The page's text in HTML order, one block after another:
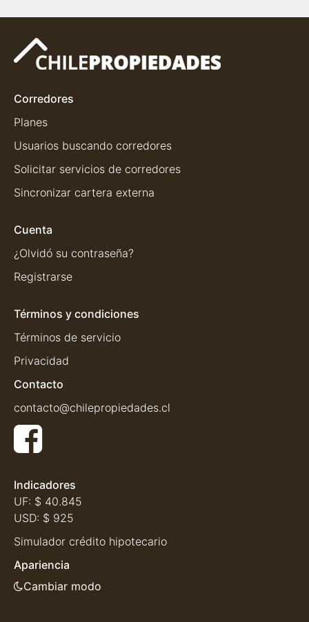
Corredores
Planes
Usuarios buscando corredores
Solicitar servicios de corredores
Sincronizar cartera externa
Cuenta
¿Olvidó su contraseña?
Registrarse
Términos y condiciones
Términos de servicio
Privacidad
Contacto
contacto@chilepropiedades.cl
Indicadores
UF: $ 40.845
USD: $ 925
Simulador crédito hipotecario
Apariencia
Cambiar modo